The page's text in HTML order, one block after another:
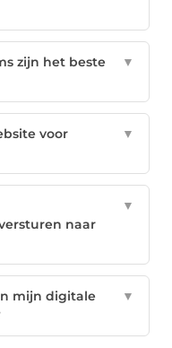
zijn het beste
▼
voor
▼
naar
▼
mijn digitale
▼